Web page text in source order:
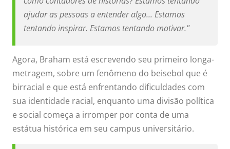
ajudar as pessoas a entender algo... Estamos
tentando inspirar. Estamos tentando motivar."
Agora, Braham está escrevendo seu primeiro longa-
metragem, sobre um fenômeno do beisebol que é
birracial e que está enfrentando dificuldades com
sua identidade racial, enquanto uma divisão política
e social começa a irromper por conta de uma
estátua histórica em seu campus universitário.